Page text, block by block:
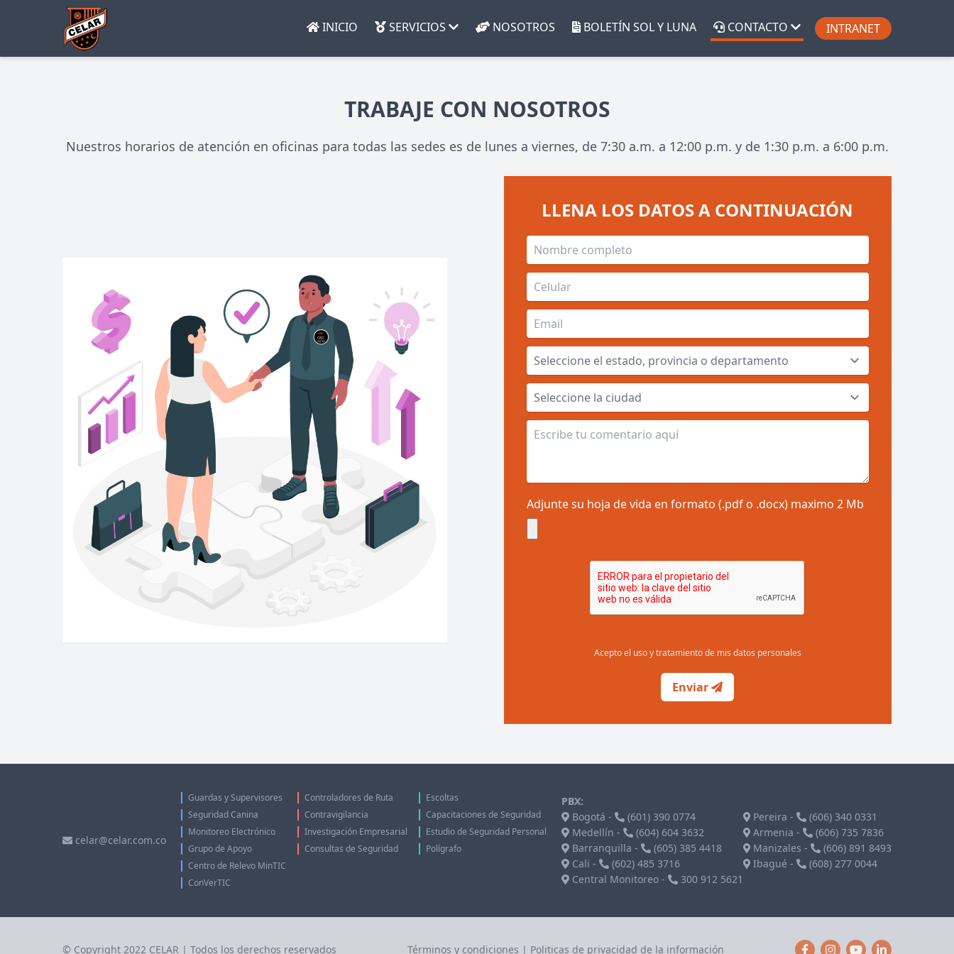
INICIO SERVICIOS NOSOTROS BOLETÍN SOL Y LUNA CONTACTO INTRANET
TRABAJE CON NOSOTROS
Nuestros horarios de atención en oficinas para todas las sedes es de lunes a viernes, de 7:30 a.m. a 12:00 p.m. y de 1:30 p.m. a 6:00 p.m.
LLENA LOS DATOS A CONTINUACIÓN
Adjunte su hoja de vida en formato (.pdf o .docx) maximo 2 Mb
Acepto el uso y tratamiento de mis datos personales
Enviar
celar@celar.com.co
Guardas y Supervisores
Seguridad Canina
Monitoreo Electrónico
Grupo de Apoyo
Centro de Relevo MinTIC
ConVerTIC
Controladores de Ruta
Contravigilancia
Investigación Empresarial
Consultas de Seguridad
Escoltas
Capacitaciones de Seguridad
Estudio de Seguridad Personal
Polígrafo
PBX:
Bogotá -
(601) 390 0774
Medellín -
(604) 604 3632
Barranquilla -
(605) 385 4418
Cali -
(602) 485 3716
Central Monitoreo -
300 912 5621
Pereira -
(606) 340 0331
Armenia -
(606) 735 7836
Manizales -
(606) 891 8493
Ibagué - (608) 277 0044
© Copyright 2022 CELAR | Todos los derechos reservados Términos y condiciones | Politicas de privacidad de la información